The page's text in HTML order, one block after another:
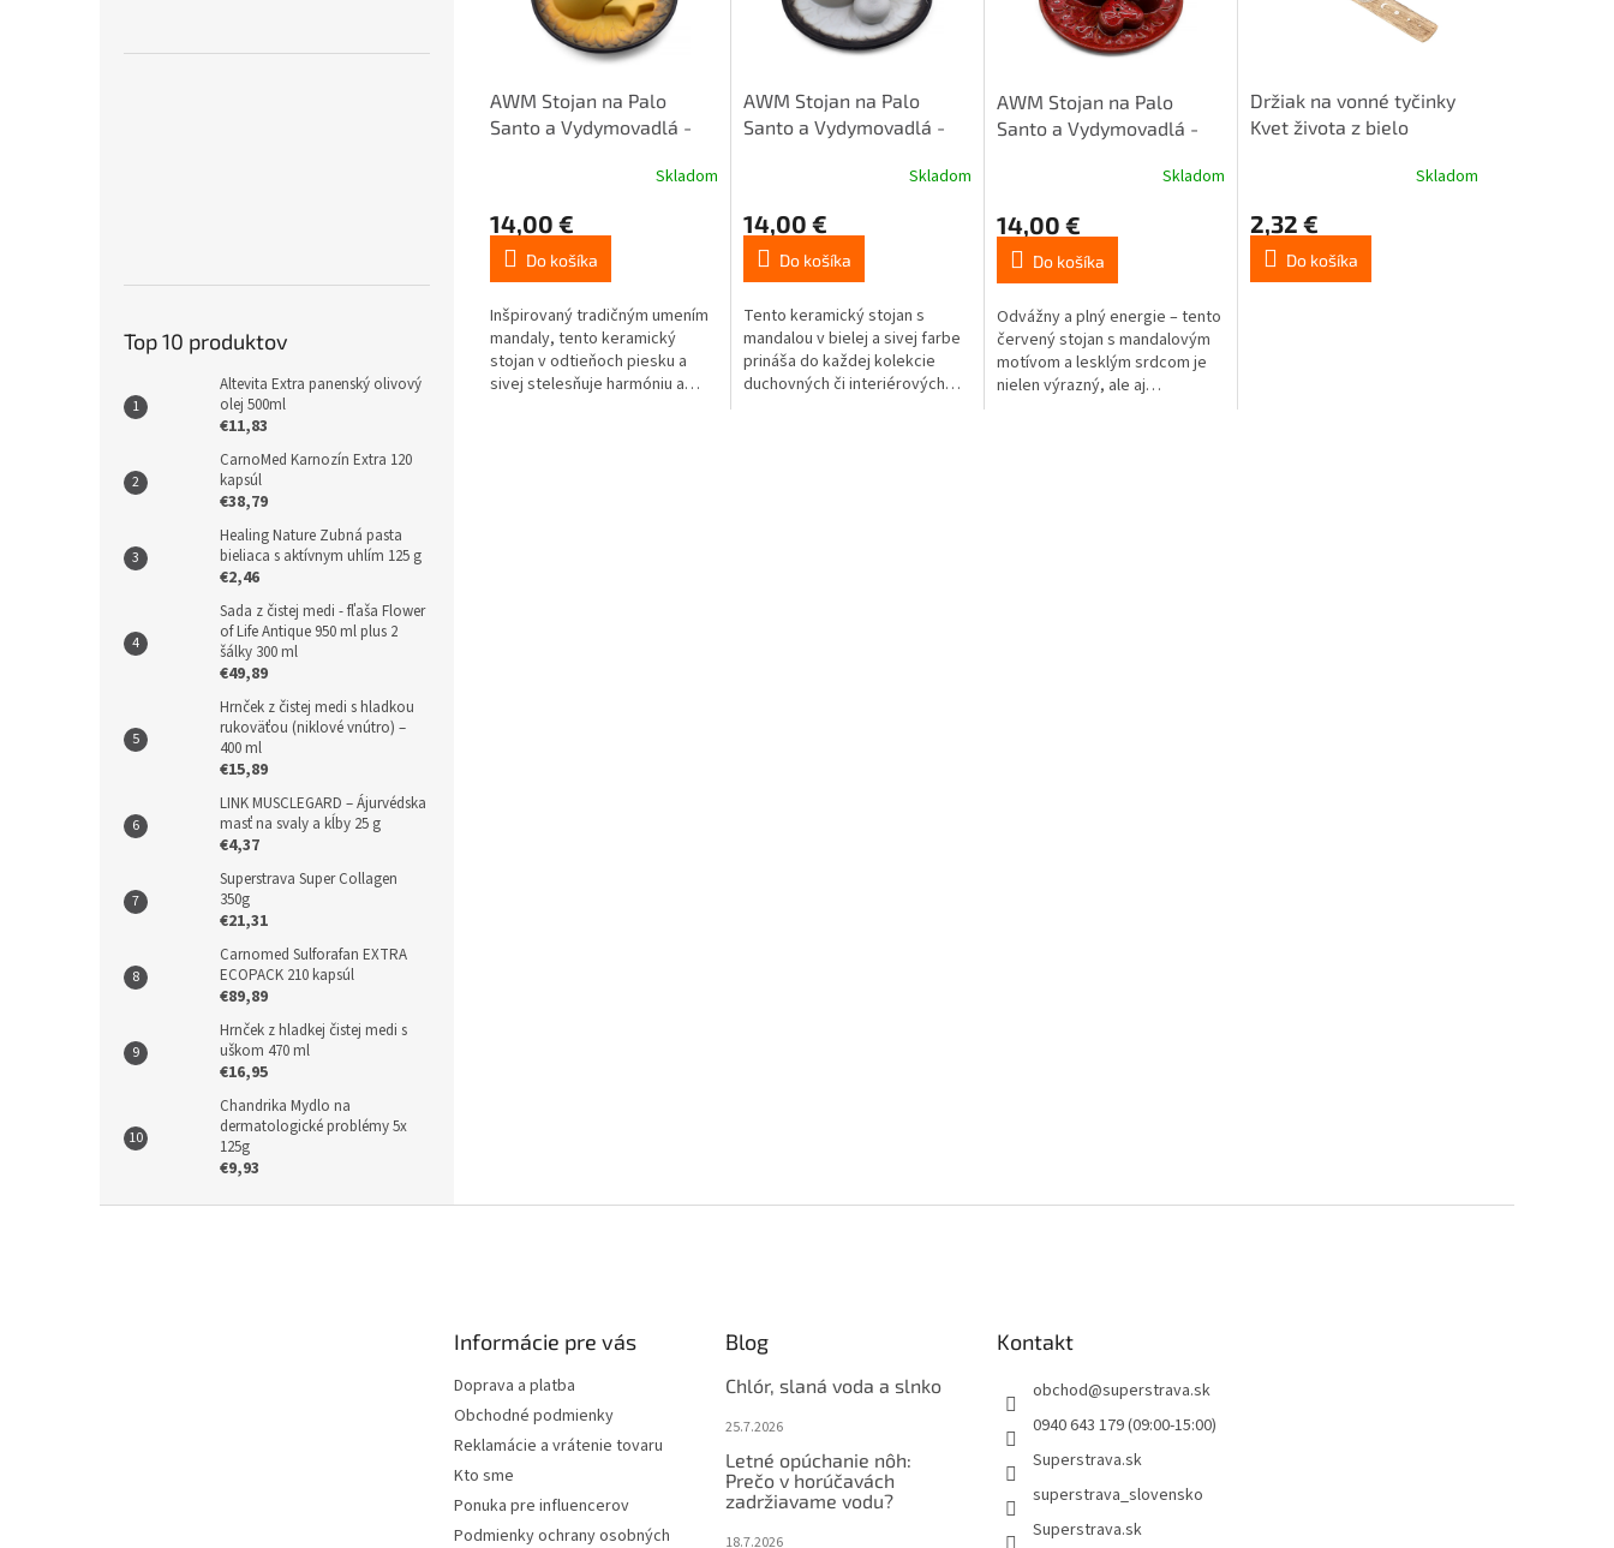
Top 10 produktov
Altevita Extra panenský olivový
olej 500ml
€11,83
CarnoMed Karnozín Extra 120
kapsúl
€38,79
Healing Nature Zubná pasta
bieliaca s aktívnym uhlím 125 g
€2,46
Sada z čistej medi - fľaša Flower
of Life Antique 950 ml plus 2
šálky 300 ml
€49,89
Hrnček z čistej medi s hladkou
rukoväťou (niklové vnútro) –
400 ml
€15,89
LINK MUSCLEGARD – Ájurvédska
masť na svaly a kĺby 25 g
€4,37
Superstrava Super Collagen
350g
€21,31
Carnomed Sulforafan EXTRA
ECOPACK 210 kapsúl
€89,89
Hrnček z hladkej čistej medi s
uškom 470 ml
€16,95
Chandrika Mydlo na
dermatologické problémy 5x
125g
€9,93
AWM Stojan na Palo
Santo a Vydymovadlá -
Skladom
14,00 €
Do košíka
Inšpirovaný tradičným umením
mandaly, tento keramický
stojan v odtieňoch piesku a
sivej stelesňuje harmóniu a
AWM Stojan na Palo
Santo a Vydymovadlá -
Skladom
14,00 €
Do košíka
Tento keramický stojan s
mandalou v bielej a sivej farbe
prináša do každej kolekcie
duchovných či interiérových
AWM Stojan na Palo
Santo a Vydymovadlá -
Srdiečkovým Leskom 1ks
Skladom
14,00 €
Do košíka
Odvážny a plný energie – tento
červený stojan s mandalovým
motívom a lesklým srdcom je
nielen výrazný, ale aj
Držiak na vonné tyčinky
Kvet života z bielo
Skladom
2,32 €
Do košíka
Informácie pre vás
Doprava a platba
Obchodné podmienky
Reklamácie a vrátenie tovaru
Kto sme
Ponuka pre influencerov
Podmienky ochrany osobných
Blog
Chlór, slaná voda a slnko
25.7.2026
Letné opúchanie nôh:
Prečo v horúčavách
zadržiavame vodu?
18.7.2026
Kontakt
obchod@superstrava.sk
0940 643 179 (09:00-15:00)
Superstrava.sk
superstrava_slovensko
Superstrava.sk